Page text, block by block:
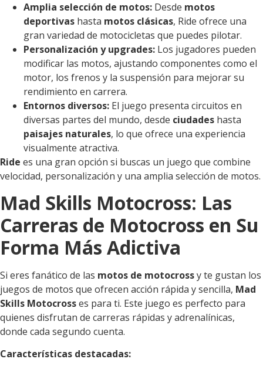
Amplia selección de motos: Desde motos
deportivas hasta motos clásicas, Ride ofrece una
gran variedad de motocicletas que puedes pilotar.
Personalización y upgrades: Los jugadores pueden
modificar las motos, ajustando componentes como el
motor, los frenos y la suspensión para mejorar su
rendimiento en carrera.
Entornos diversos: El juego presenta circuitos en
diversas partes del mundo, desde ciudades hasta
paisajes naturales, lo que ofrece una experiencia
visualmente atractiva.
Ride es una gran opción si buscas un juego que combine
velocidad, personalización y una amplia selección de motos.
Mad Skills Motocross: Las
Carreras de Motocross en Su
Forma Más Adictiva
Si eres fanático de las motos de motocrossy te gustan los
juegos de motos que ofrecen acción rápida y sencilla, Mad
Skills Motocrosses para ti. Este juego es perfecto para
quienes disfrutan de carreras rápidas y adrenalínicas,
donde cada segundo cuenta.
Características destacadas: